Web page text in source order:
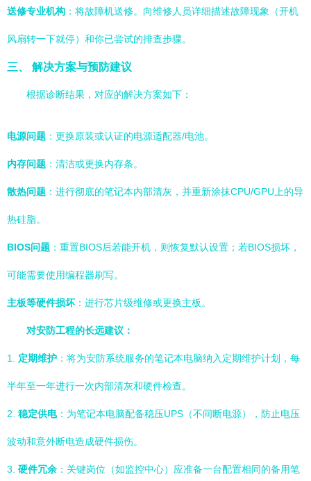
送修专业机构 ：将故障机送修。向维修人员详细描述故障现象（开机
风扇转一下就停）和你已尝试的排查步骤。
三、 解决方案与预防建议
根据诊断结果，对应的解决方案如下：
电源问题 ：更换原装或认证的电源适配器/电池。
内存问题 ：清洁或更换内存条。
散热问题 ：进行彻底的笔记本内部清灰，并重新涂抹CPU/GPU上的导
热硅脂。
BIOS问题 ：重置BIOS后若能开机，则恢复默认设置；若BIOS损坏，
可能需要使用编程器刷写。
主板等硬件损坏 ：进行芯片级维修或更换主板。
对安防工程的长远建议：
1. 定期维护 ：将为安防系统服务的笔记本电脑纳入定期维护计划，每
半年至一年进行一次内部清灰和硬件检查。
2. 稳定供电：为笔记本电脑配备稳压UPS（不间断电源），防止电压
波动和意外断电造成硬件损伤。
3. 硬件冗余 ：关键岗位（如监控中心）应准备一台配置相同的备用笔